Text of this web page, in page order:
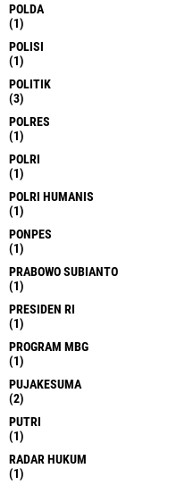
POLDA
(1)
POLISI
(1)
POLITIK
(3)
POLRES
(1)
POLRI
(1)
POLRI HUMANIS
(1)
PONPES
(1)
PRABOWO SUBIANTO
(1)
PRESIDEN RI
(1)
PROGRAM MBG
(1)
PUJAKESUMA
(2)
PUTRI
(1)
RADAR HUKUM
(1)